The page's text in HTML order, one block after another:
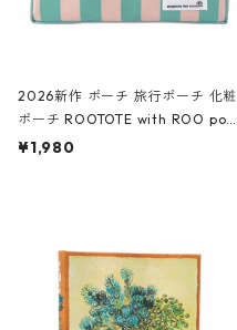
2026新作 ポーチ 旅行ポーチ 化粧
ポーチ ROOTOTE with ROO pou
ch 3532 ルートート WR.ポーチ.ラ
¥1,980